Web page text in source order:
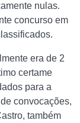
nulas.
concurso em
era de 2
certame
para a
convocações,
também